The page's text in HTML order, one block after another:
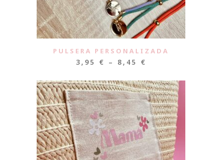
PULSERA PERSONALIZADA
3,95 € – 8,45 €